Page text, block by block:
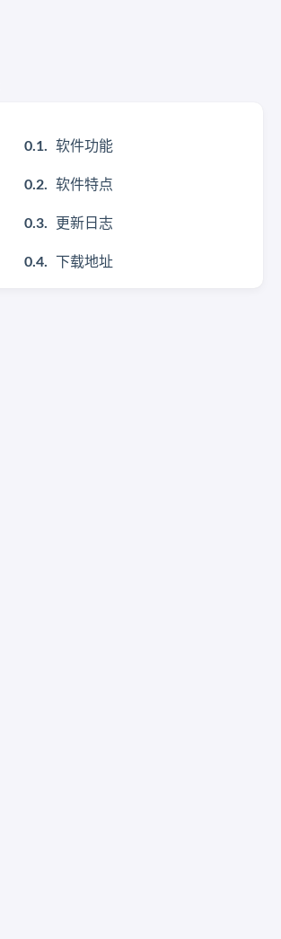
软件功能
软件特点
更新日志
下载地址